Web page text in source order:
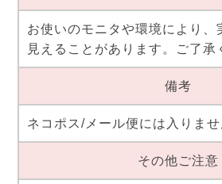
お使いのモニタや環境により、
見えることがあります。ご了承
備考
ネコポス/メール便には入りませ
その他ご注意